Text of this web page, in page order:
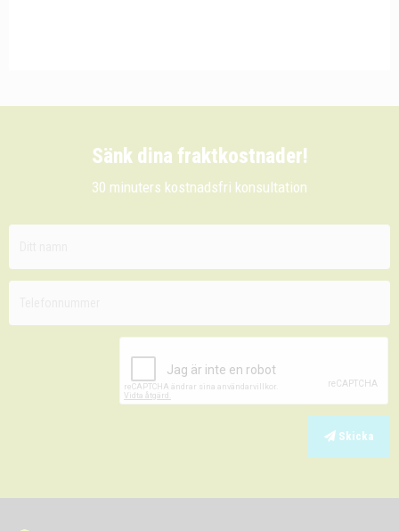
Sänk dina fraktkostnader!
30 minuters kostnadsfri konsultation
Skicka